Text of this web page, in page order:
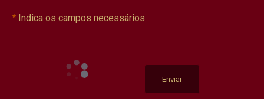
Indica os campos necessários
Enviar